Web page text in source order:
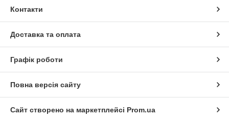
Контакти
Доставка та оплата
Графік роботи
Повна версія сайту
Сайт створено на маркетплейсі Prom.ua